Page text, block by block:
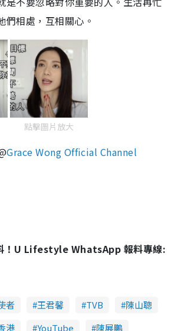
們相處，互相關心。
點擊圖片放大
Grace Wong Official Channel
！U Lifestyle WhatsApp 報料專線:
者 王君馨 TVB
陳山聰
港 YouTube
陳展鵬